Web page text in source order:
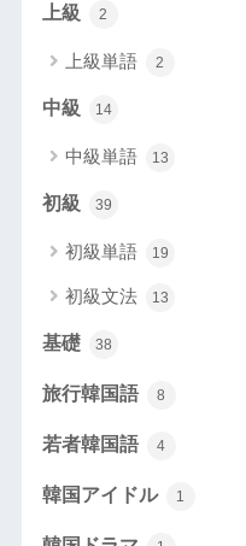
上級 2
上級単語 2
中級 14
中級単語 13
初級 39
初級単語 19
初級文法 13
基礎 38
旅行韓国語 8
若者韓国語 4
韓国アイドル 1